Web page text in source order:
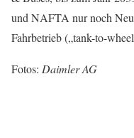
und NAFTA nur noch
Fahrbetrieb („tank-to-
Fotos: Daimler AG